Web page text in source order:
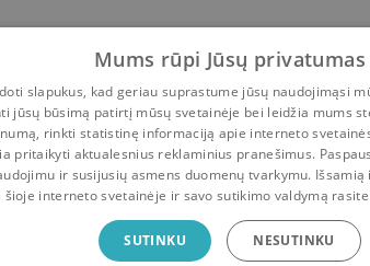
Mums rūpi Jūsų privatumas
slapukus, kad geriau suprastume jūsų naudojimąsi
jūsų būsimą patirtį mūsų svetainėje bei leidžia mums
rinkti statistinę informaciją apie interneto
pritaikyti aktualesnius reklaminius pranešimus.
ir susijusių asmens duomenų tvarkymu.
šioje interneto svetainėje ir savo sutikimo valdymą
SUTINKU NESUTINKU